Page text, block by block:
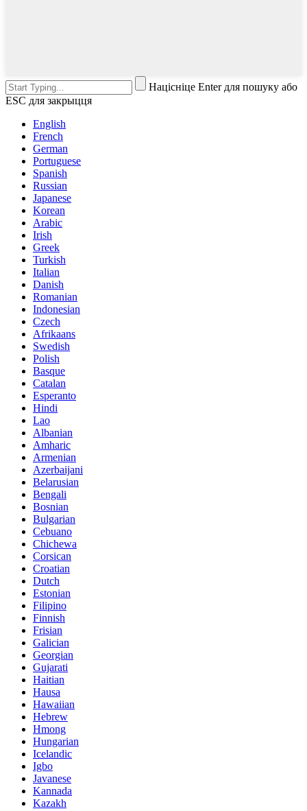
Націсніце Enter для пошуку або
ESC для закрыцця
English
French
German
Portuguese
Spanish
Russian
Japanese
Korean
Arabic
Irish
Greek
Turkish
Italian
Danish
Romanian
Indonesian
Czech
Afrikaans
Swedish
Polish
Basque
Catalan
Esperanto
Hindi
Lao
Albanian
Amharic
Armenian
Azerbaijani
Belarusian
Bengali
Bosnian
Bulgarian
Cebuano
Chichewa
Corsican
Croatian
Dutch
Estonian
Filipino
Finnish
Frisian
Galician
Georgian
Gujarati
Haitian
Hausa
Hawaiian
Hebrew
Hmong
Hungarian
Icelandic
Igbo
Javanese
Kannada
Kazakh